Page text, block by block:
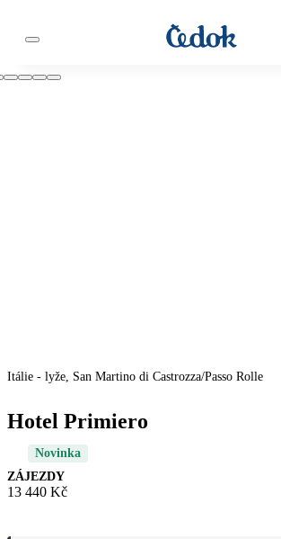
Itálie - lyže, San Martino di Castrozza/Passo Rolle
Hotel Primiero
Novinka
ZÁJEZDY
13 440 Kč